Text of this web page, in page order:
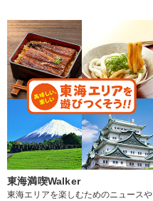
東海満喫Walker
東海エリアを楽しむためのニュースや